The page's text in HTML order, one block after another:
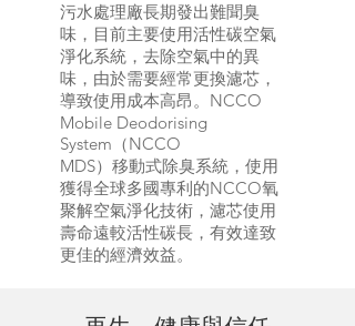
污水處理廠長期發出難聞臭
味，目前主要使用活性碳空氣
淨化系統，去除空氣中的異
味，由於需要經常更換濾芯，
導致使用成本高昂。NCCO
Mobile Deodorising
System（NCCO
MDS）移動式除臭系統，使用
獲得全球多國專利的NCCO氧
聚解空氣淨化技術，濾芯使用
壽命遠較活性碳長，有效達致
更佳的經濟效益。